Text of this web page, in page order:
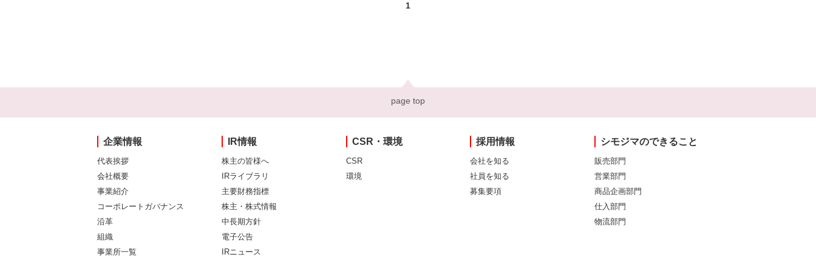
1
page top
企業情報
代表挨拶
会社概要
事業紹介
コーポレートガバナンス
沿革
組織
事業所一覧
IR情報
株主の皆様へ
IRライブラリ
主要財務指標
株主・株式情報
中長期方針
電子公告
IRニュース
CSR・環境
CSR
環境
採用情報
会社を知る
社員を知る
募集要項
シモジマのできること
販売部門
営業部門
商品企画部門
仕入部門
物流部門